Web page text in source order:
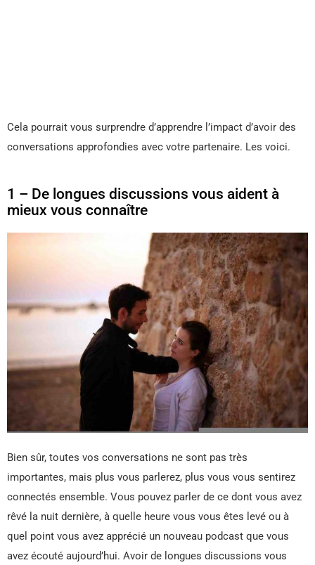
Cela pourrait vous surprendre d’apprendre l’impact d’avoir des
conversations approfondies avec votre partenaire. Les voici.
1 – De longues discussions vous aident à
mieux vous connaître
Bien sûr, toutes vos conversations ne sont pas très
importantes, mais plus vous parlerez, plus vous vous sentirez
connectés ensemble. Vous pouvez parler de ce dont vous avez
rêvé la nuit dernière, à quelle heure vous vous êtes levé ou à
quel point vous avez apprécié un nouveau podcast que vous
avez écouté aujourd’hui. Avoir de longues discussions vous